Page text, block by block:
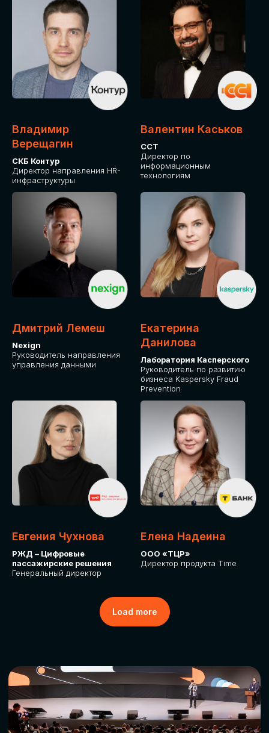
Владимир
Верещагин
СКБ Контур
Директор направления HR-
инфраструктуры
Валентин Каськов
ССТ
Директор по
информационным
технологиям
Дмитрий Лемеш
Nexign
Руководитель направления
управления данными
Екатерина
Данилова
Лаборатория Касперского
Руководитель по развитию
бизнеса Kaspersky Fraud
Prevention
Евгения Чухнова
РЖД – Цифровые
пассажирские решения
Генеральный директор
Елена Надеина
ООО «ТЦР»
Директор продукта Time
Load more
ДЛЯ ОПЛАТЫ БИЛЕТОВ
Оплата через сервис Timepad
ПРИОБРЕСТИ БИЛЕТ